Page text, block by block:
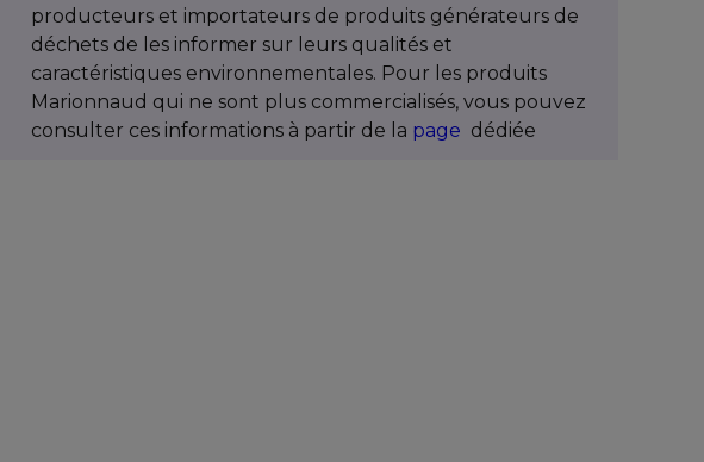
producteurs et importateurs de produits générateurs de
déchets de les informer sur leurs qualités et
caractéristiques environnementales. Pour les produits
Marionnaud qui ne sont plus commercialisés, vous pouvez
consulter ces informations à partir de la page dédiée